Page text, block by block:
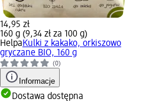
14,95 zł
160 g (9,34 zł za 100 g)
HelpaKulki z kakako, orkiszowo
gryczane BIO, 160 g
(0)
Informacje
Dostawa dostępna